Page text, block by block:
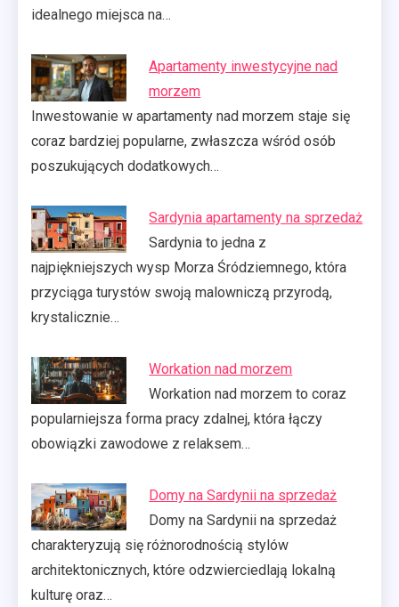
idealnego miejsca na…
Apartamenty inwestycyjne nad
morzem
Inwestowanie w apartamenty nad morzem staje się
coraz bardziej popularne, zwłaszcza wśród osób
poszukujących dodatkowych…
Sardynia apartamenty na sprzedaż
Sardynia to jedna z
najpiękniejszych wysp Morza Śródziemnego, która
przyciąga turystów swoją malowniczą przyrodą,
krystalicznie…
Workation nad morzem
Workation nad morzem to coraz
popularniejsza forma pracy zdalnej, która łączy
obowiązki zawodowe z relaksem…
Domy na Sardynii na sprzedaż
Domy na Sardynii na sprzedaż
charakteryzują się różnorodnością stylów
architektonicznych, które odzwierciedlają lokalną
kulturę oraz…